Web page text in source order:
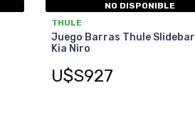
NO DISPONIBLE
THULE
Juego Barras Thule Slidebar
Kia Niro
U$S927